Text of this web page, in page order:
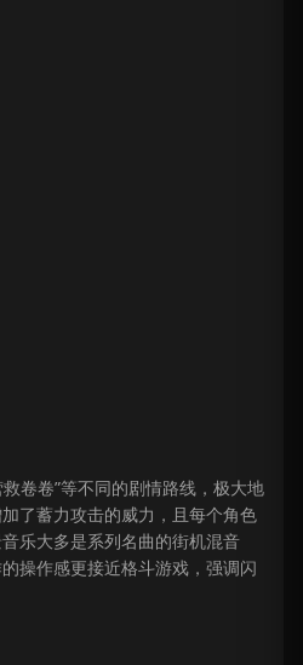
卷卷”等不同的剧情路线，极大地
了蓄力攻击的威力，且每个角色
乐大多是系列名曲的街机混音
操作感更接近格斗游戏，强调闪